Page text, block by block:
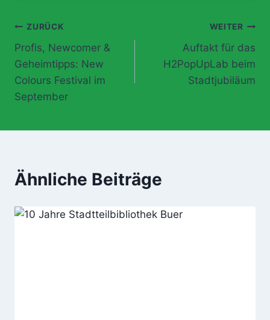
Beitragsnavigation
ZURÜCK
Profis, Newcomer &
Geheimtipps: New
Colours Festival im
September
WEITER
Auftakt für das
H2PopUpLab beim
Stadtjubiläum
Ähnliche Beiträge